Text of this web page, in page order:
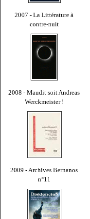
2007 - La Littérature à
contre-nuit
2008 - Maudit soit Andreas
Werckmeister !
2009 - Archives Bernanos
n°11